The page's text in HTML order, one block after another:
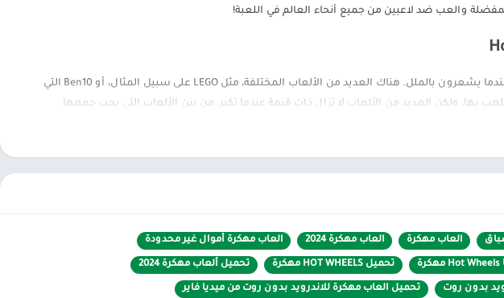
والعب ضد لاعبين من جميع أنحاء العالم في اللعبة!
الألعاب هي شيء يحبه الكثير من الأطفال ويريدون الاستمتاع به عندما يشعرون بالملل. هناك العديد من الألعاب المختلفة، مثل LEGO على سبيل المثال، أو Ben10 التي
بها، ولكن العديد من الألعاب لا تزال ذات قيمة عندما تكبر. من بين الألعاب التي يجب جمعها
التي تم إصدارها ليجربها اللاعبون. واحدة من أكثر الألعاب التي تحظى بتقدير العديد من اللاعبين هي
العاب مهكرة العاب مهكرة 2024 العاب مهكرة أموال غير محدودة
تحميل HOT WHEELS مهكرة تحميل ألعاب مهكرة 2024
بدون روت تحميل العاب مهكرة للاندرويد بدون روت من ميديا فاير